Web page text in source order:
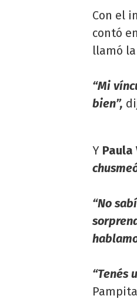
Con el
contó
llamó
“Mi
bien”,
Y Paula
“No
“Tenés